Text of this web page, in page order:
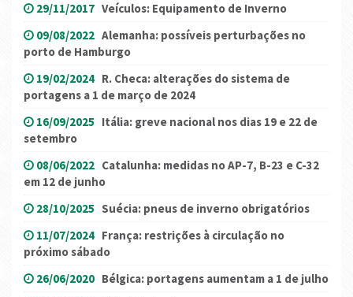
29/11/2017 Veículos: Equipamento de Inverno
09/08/2022 Alemanha: possíveis perturbações no
porto de Hamburgo
19/02/2024 R. Checa: alterações do sistema de
portagens a 1 de março de 2024
16/09/2025 Itália: greve nacional nos dias 19 e 22 de
setembro
08/06/2022 Catalunha: medidas no AP-7, B-23 e C-32
em 12 de junho
28/10/2025 Suécia: pneus de inverno obrigatórios
11/07/2024 França: restrições à circulação no
próximo sábado
26/06/2020 Bélgica: portagens aumentam a 1 de julho